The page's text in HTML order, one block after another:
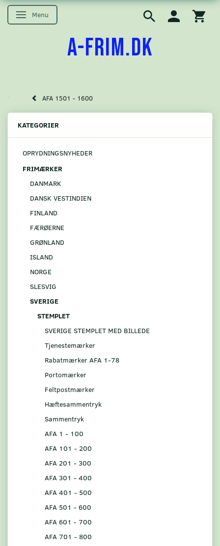
Skifte navigation
Menu
A-FRIM.DK
AFA 1501 - 1600
KATEGORIER
OPRYDNINGSNYHEDER
FRIMÆRKER
DANMARK
DANSK VESTINDIEN
FINLAND
FÆRØERNE
GRØNLAND
ISLAND
NORGE
SLESVIG
SVERIGE
STEMPLET
SVERIGE STEMPLET MED BILLEDE
Tjenestemærker
Rabatmærker AFA 1-78
Portomærker
Feltpostmærker
Hæftesammentryk
Sammentryk
AFA 1 - 100
AFA 101 - 200
AFA 201 - 300
AFA 301 - 400
AFA 401 - 500
AFA 501 - 600
AFA 601 - 700
AFA 701 - 800